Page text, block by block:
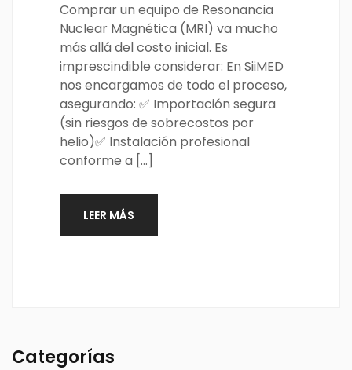
Comprar un equipo de Resonancia
Nuclear Magnética (MRI) va mucho
más allá del costo inicial. Es
imprescindible considerar: En SiiMED
nos encargamos de todo el proceso,
asegurando: ✅ Importación segura
(sin riesgos de sobrecostos por
helio)✅ Instalación profesional
conforme a […]
LEER MÁS
Categorías